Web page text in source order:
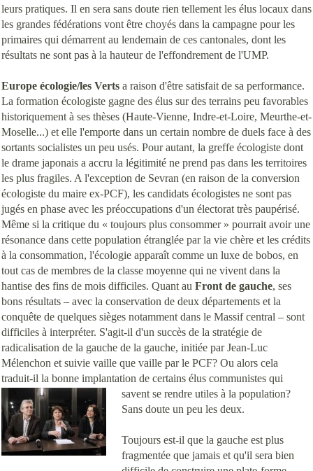
leurs pratiques. Il en sera sans doute rien tellement les élus locaux dans
les grandes fédérations vont être choyés dans la campagne pour les
primaires qui démarrent au lendemain de ces cantonales, dont les
résultats ne sont pas à la hauteur de l'effondrement de l'UMP.
Europe écologie/les Verts a raison d'être satisfait de sa performance.
La formation écologiste gagne des élus sur des terrains peu favorables
historiquement à ses thèses (Haute-Vienne, Indre-et-Loire, Meurthe-et-
Moselle...) et elle l'emporte dans un certain nombre de duels face à des
sortants socialistes un peu usés. Pour autant, la greffe écologiste dont
le drame japonais a accru la légitimité ne prend pas dans les territoires
les plus fragiles. A l'exception de Sevran (en raison de la conversion
écologiste du maire ex-PCF), les candidats écologistes ne sont pas
jugés en phase avec les préoccupations d'un électorat très paupérisé.
Même si la critique du « toujours plus consommer » pourrait avoir une
résonance dans cette population étranglée par la vie chère et les crédits
à la consommation, l'écologie apparaît comme un luxe de bobos, en
tout cas de membres de la classe moyenne qui ne vivent dans la
hantise des fins de mois difficiles. Quant au Front de gauche, ses
bons résultats – avec la conservation de deux départements et la
conquête de quelques sièges notamment dans le Massif central – sont
difficiles à interpréter. S'agit-il d'un succès de la stratégie de
radicalisation de la gauche de la gauche, initiée par Jean-Luc
Mélenchon et suivie vaille que vaille par le PCF? Ou alors cela
traduit-il la bonne implantation de certains élus communistes qui
savent se rendre utiles à la population?
Sans doute un peu les deux.
Toujours est-il que la gauche est plus
fragmentée que jamais et qu'il sera bien